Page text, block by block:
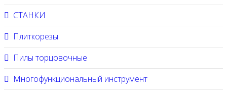
СТАНКИ
Плиткорезы
Пилы торцовочные
Многофункциональный инструмент